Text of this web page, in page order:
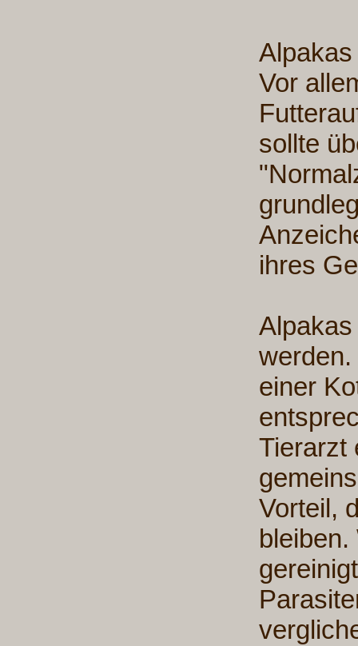
Vor
sollte
ihres
einer
Tierarzt
Vorteil,